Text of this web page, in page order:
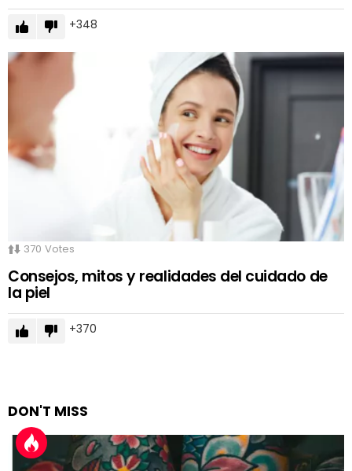
348
370 Votes
Consejos, mitos y realidades del cuidado de
la piel
370
DON'T MISS